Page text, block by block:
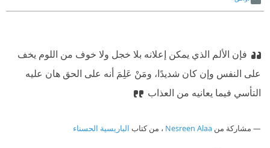
فإن الألم الذي يمكن إعلانه بلا خجل ولا خوف من اللوم يخف
على النفس وإن كان شديدًا، ومَنْ عَلِمَ أنه على الحق هان عليه
التأسي فيما يعانيه من العذاب
مشاركة من Nesreen Alaa ، من كتاب الباريسية الحسناء